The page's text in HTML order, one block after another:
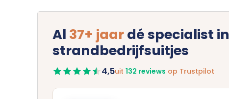
Al 37+ jaardé specialist in
strandbedrijfsuitjes
4,5uit132 reviews op Trustpilot